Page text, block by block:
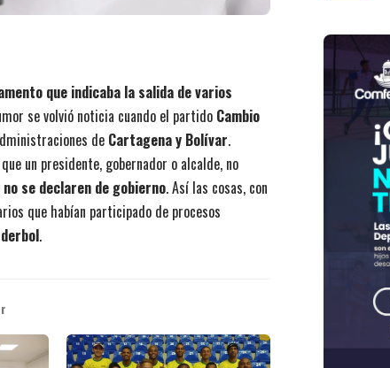
que indicaba la salida de varios
se volvió noticia cuando el partido Cambio
de Cartagena y Bolívar.
un presidente, gobernador o alcalde, no
se declaren de gobierno. Así las cosas, con
que habían participado de procesos
.